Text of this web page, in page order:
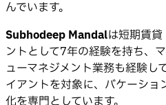
んでいます。
Subhodeep Mandalは短期賃
ントとして7年の経験を持ち、
ューマネジメント業務も経験し
イアントを対象に、バケーショ
化を専門としています。